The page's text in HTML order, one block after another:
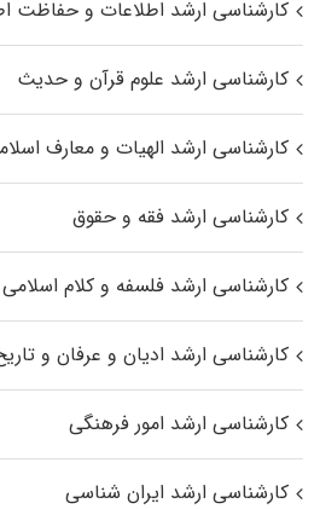
کارشناسی ارشد اطلاعات و حفاظت
کارشناسی ارشد علوم قرآن و حدیث
کارشناسی ارشد الهیات و معارف
کارشناسی ارشد فقه و حقوق
کارشناسی ارشد فلسفه و کلام اسلامی
کارشناسی ارشد ادیان و عرفان و
کارشناسی ارشد امور فرهنگی
کارشناسی ارشد ایران شناسی